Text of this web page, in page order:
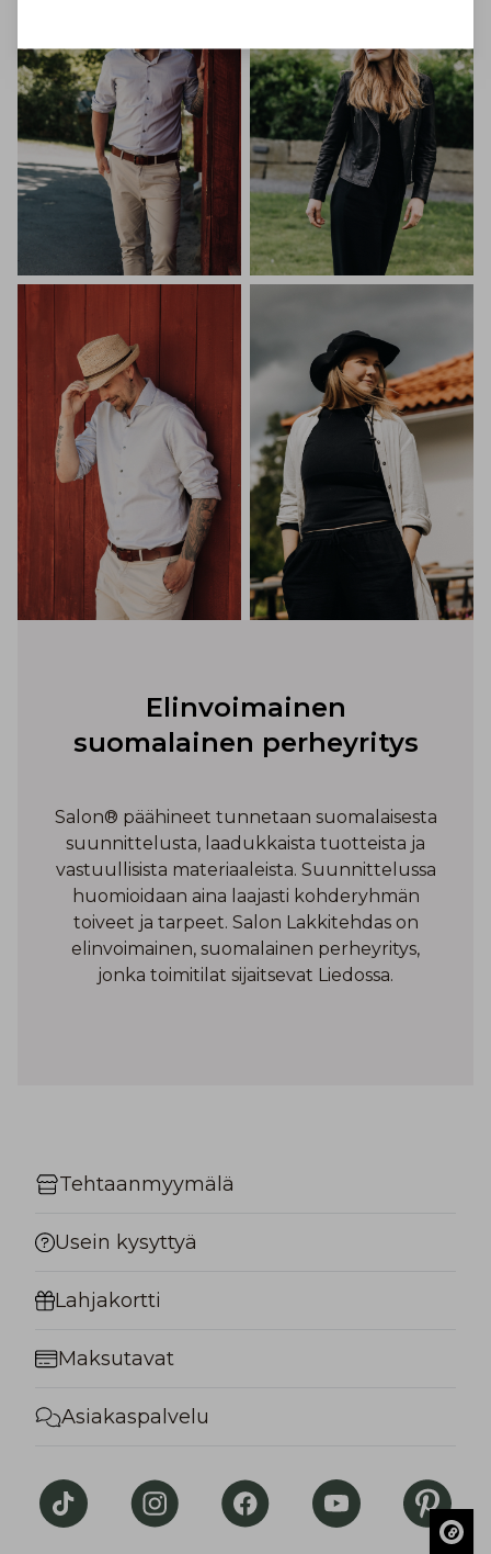
Elinvoimainen
suomalainen perheyritys
Salon® päähineet tunnetaan suomalaisesta
suunnittelusta, laadukkaista tuotteista ja
vastuullisista materiaaleista. Suunnittelussa
huomioidaan aina laajasti kohderyhmän
toiveet ja tarpeet. Salon Lakkitehdas on
elinvoimainen, suomalainen perheyritys,
jonka toimitilat sijaitsevat Liedossa.
Tehtaanmyymälä
Usein kysyttyä
Lahjakortti
Maksutavat
Asiakaspalvelu